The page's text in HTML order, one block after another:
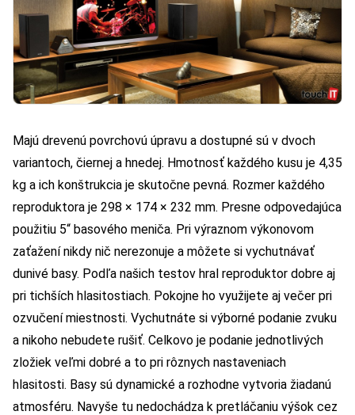
Majú drevenú povrchovú úpravu a dostupné sú v dvoch
variantoch, čiernej a hnedej. Hmotnosť každého kusu je 4,35
kg a ich konštrukcia je skutočne pevná. Rozmer každého
reproduktora je 298 × 174 × 232 mm. Presne odpovedajúca
použitiu 5“ basového meniča. Pri výraznom výkonovom
zaťažení nikdy nič nerezonuje a môžete si vychutnávať
dunivé basy. Podľa našich testov hral reproduktor dobre aj
pri tichších hlasitostiach. Pokojne ho využijete aj večer pri
ozvučení miestnosti. Vychutnáte si výborné podanie zvuku
a nikoho nebudete rušiť. Celkovo je podanie jednotlivých
zložiek veľmi dobré a to pri rôznych nastaveniach
hlasitosti. Basy sú dynamické a rozhodne vytvoria žiadanú
atmosféru. Navyše tu nedochádza k pretláčaniu výšok cez